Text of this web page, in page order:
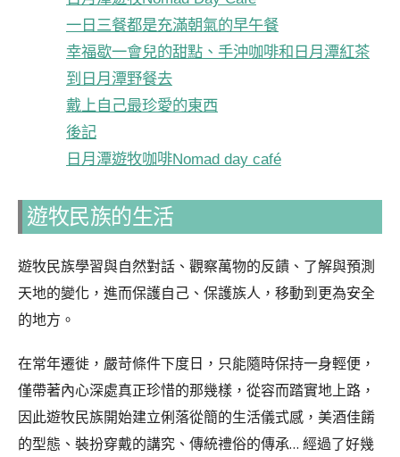
一日三餐都是充滿朝氣的早午餐
幸福歇一會兒的甜點、手沖咖啡和日月潭紅茶
到日月潭野餐去
戴上自己最珍愛的東西
後記
日月潭遊牧咖啡Nomad day café
遊牧民族的生活
遊牧民族學習與自然對話、觀察萬物的反饋、了解與預測
天地的變化，進而保護自己、保護族人，移動到更為安全
的地方。
在常年遷徙，嚴苛條件下度日，只能隨時保持一身輕便，
僅帶著內心深處真正珍惜的那幾樣，從容而踏實地上路，
因此遊牧民族開始建立俐落從簡的生活儀式感，美酒佳餚
的型態、裝扮穿戴的講究、傳統禮俗的傳承… 經過了好幾